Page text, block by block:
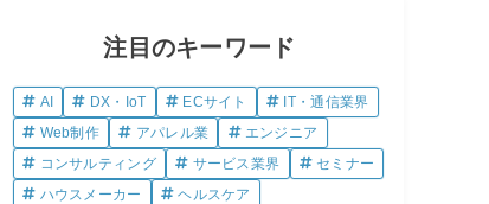
注目のキーワード
AI DX・IoT ECサイト
IT・通信業界
Web制作
アパレル業
エンジニア
コンサルティング
サービス業界
セミナー
ハウスメーカー
ヘルスケア